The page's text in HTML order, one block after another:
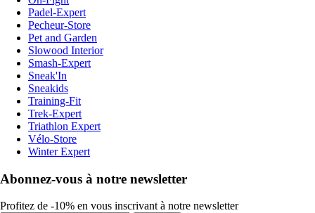
Padel-Expert
Pecheur-Store
Pet and Garden
Slowood Interior
Smash-Expert
Sneak'In
Sneakids
Training-Fit
Trek-Expert
Triathlon Expert
Vélo-Store
Winter Expert
Abonnez-vous à notre newsletter
Profitez de -10% en vous inscrivant à notre newsletter